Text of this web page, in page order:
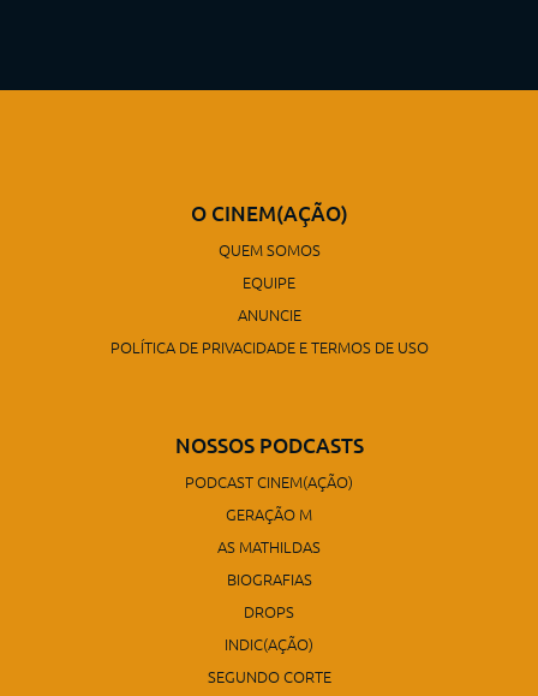
O CINEM(AÇÃO)
QUEM SOMOS
EQUIPE
ANUNCIE
POLÍTICA DE PRIVACIDADE E TERMOS DE USO
NOSSOS PODCASTS
PODCAST CINEM(AÇÃO)
GERAÇÃO M
AS MATHILDAS
BIOGRAFIAS
DROPS
INDIC(AÇÃO)
SEGUNDO CORTE